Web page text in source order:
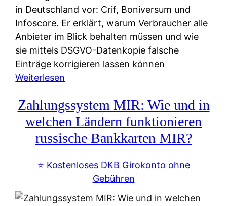
in Deutschland vor: Crif, Boniversum und
Infoscore. Er erklärt, warum Verbraucher alle
Anbieter im Blick behalten müssen und wie
sie mittels DSGVO-Datenkopie falsche
Einträge korrigieren lassen können
Weiterlesen
c
h
u
f
-
l
Zahlungssystem MIR: Wie und in
welchen Ländern funktionieren
russische Bankkarten MIR?
⭐️ Kostenloses DKB Girokonto ohne
Gebühren